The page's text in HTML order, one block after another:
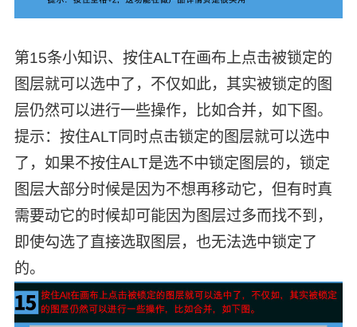
第15条小知识、按住ALT在画布上点击被锁定的
图层就可以选中了，不仅如此，其实被锁定的图
层仍然可以进行一些操作，比如合并，如下图。
提示：按住ALT同时点击锁定的图层就可以选中
了，如果不按住ALT是选不中锁定图层的，锁定
图层大部分时候是因为不想再移动它，但有时真
需要动它的时候却可能因为图层过多而找不到，
即使勾选了直接选取图层，也无法选中锁定了
的。